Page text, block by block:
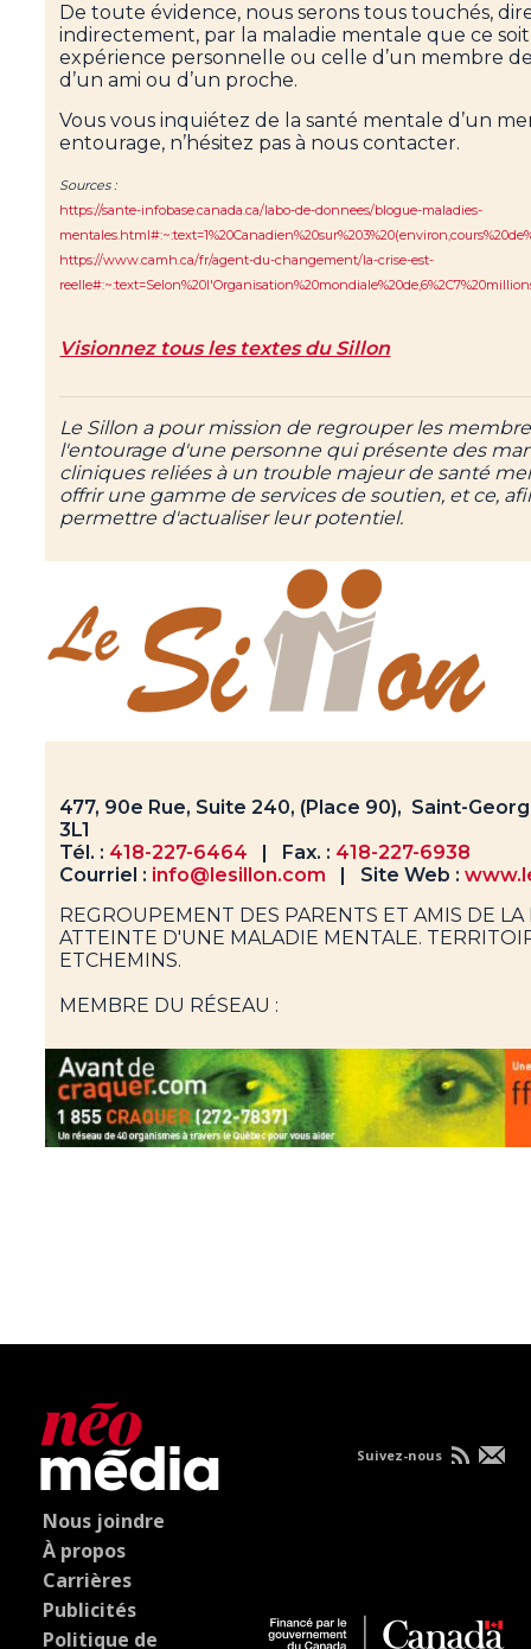
De toute évidence, nous serons tous touchés,
indirectement, par la maladie mentale que ce
expérience personnelle ou celle d’un membre
d’un ami ou d’un proche.
Vous vous inquiétez de la santé mentale d’un
entourage, n’hésitez pas à nous contacter.
Sources :
https://sante-infobase.canada.ca/labo-de-donnees/blogue-maladies-
https://www.camh.ca/fr/agent-du-changement/la-crise-est-
Visionnez tous les textesdu Sillon
Le Sillon a pour mission de regrouper les
l'entourage d'une personne qui présente des
cliniques reliées à un trouble majeur de santé
offrir une gamme de services de soutien, et ce,
permettre d'actualiser leur potentiel.
477, 90e Rue, Suite 240, (Place 90), Saint-
3L1
Tél. : 418-227-6464 | Fax. : 418-227-6938
Courriel : info@lesillon.com | Site Web :
REGROUPEMENT DES PARENTS ET AMIS DE
ATTEINTE D'UNE MALADIE MENTALE.
ETCHEMINS.
MEMBRE DU RÉSEAU :
Nous joindre
À propos
Carrières
Publicités
Politique de
Suivez-nous